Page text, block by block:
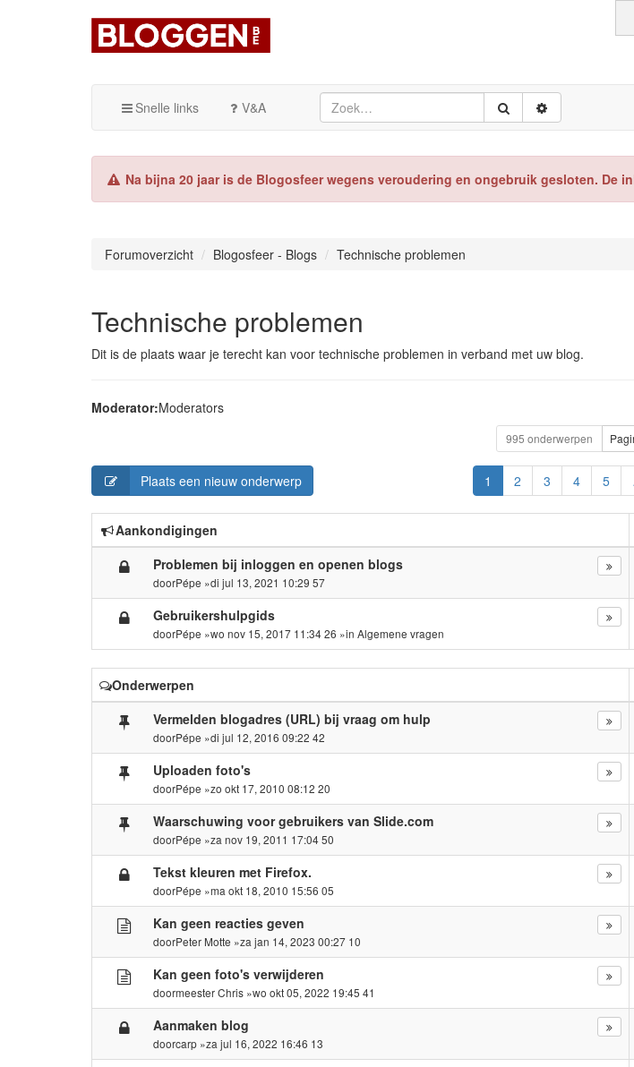
Snelle links V&A
Na bijna 20 jaar is de Blogosfeer wegens veroudering en ongebruik gesloten. De
Forumoverzicht Blogosfeer - Blogs Technische problemen
Technische problemen
Dit is de plaats waar je terecht kan voor technische problemen in verband met uw blog.
Moderator:Moderators
995 onderwerpen
Plaats een nieuw onderwerp 1 2 3 4 5
Aankondigingen
Problemen bij inloggen en openen blogs
doorPépe »di jul 13, 2021 10:29 57
Gebruikershulpgids
doorPépe »wo nov 15, 2017 11:34 26 »inAlgemene vragen
Onderwerpen
Vermelden blogadres (URL) bij vraag om hulp
doorPépe »di jul 12, 2016 09:22 42
Uploaden foto's
doorPépe »zo okt 17, 2010 08:12 20
Waarschuwing voor gebruikers van Slide.com
doorPépe »za nov 19, 2011 17:04 50
Tekst kleuren met Firefox.
doorPépe »ma okt 18, 2010 15:56 05
Kan geen reacties geven
doorPeter Motte »za jan 14, 2023 00:27 10
Kan geen foto's verwijderen
doormeester Chris »wo okt 05, 2022 19:45 41
Aanmaken blog
doorcarp »za jul 16, 2022 16:46 13